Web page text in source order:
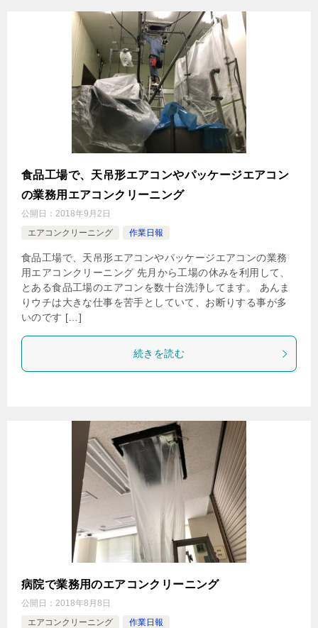
食品工場で、天吊形エアコンやパッケージエアコン
の業務用エアコンクリーニング
公開日： 2018年9月2日
エアコンクリーニング
作業日報
食品工場で、天吊形エアコンやパッケージエアコンの業務
用エアコンクリーニング 先月から工場の休みを利用して、
とある食品工場のエアコンを数十台洗浄してます。 あんま
りウチは大きな仕事を苦手としていて、お断りする事が多
いのです […]
続きを読む
病院で業務用のエアコンクリーニング
公開日： 2018年8月8日
エアコンクリーニング
作業日報